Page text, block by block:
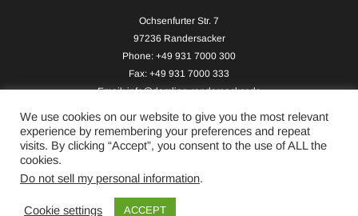
Ochsenfurter Str. 7
97236 Randersacker
Phone: +49 931 7000 300
Fax: +49 931 7000 333
Email:info@demling-randersacker.de
Copyright © 2026 Hotel-Café Demling - All Rights Reserved.
We use cookies on our website to give you the most relevant
experience by remembering your preferences and repeat
visits. By clicking “Accept”, you consent to the use of ALL the
cookies.
Do not sell my personal information.
Cookie settings ACCEPT